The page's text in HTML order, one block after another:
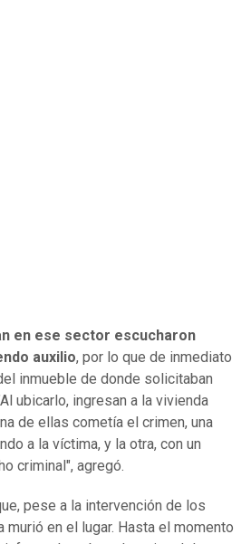
en ese sector escucharon
auxilio, por lo que de inmediato
inmueble de donde solicitaban
ubicarlo, ingresan a la vivienda
de ellas cometía el crimen, una
a la víctima, y la otra, con un
criminal", agregó.
pese a la intervención de los
murió en el lugar. Hasta el momento